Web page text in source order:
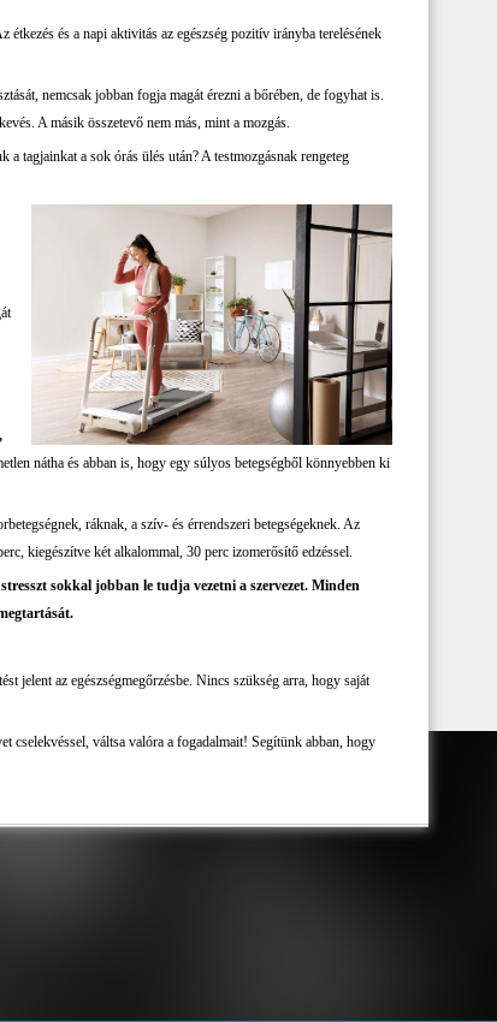
étkezés és a napi aktivitás az egészség pozitív irányba terelésének
nemcsak jobban fogja magát érezni a bőrében, de fogyhat is.
A másik összetevő nem más, mint a mozgás.
tagjainkat a sok órás ülés után? A testmozgásnak rengeteg
nátha és abban is, hogy egy súlyos betegségből könnyebben ki
ráknak, a szív- és érrendszeri betegségeknek. Az
kiegészítve két alkalommal, 30 perc izomerősítő edzéssel.
sokkal jobban le tudja vezetni a szervezet. Minden
jelent az egészségmegőrzésbe. Nincs szükség arra, hogy saját
cselekvéssel, váltsa valóra a fogadalmait! Segítünk abban, hogy